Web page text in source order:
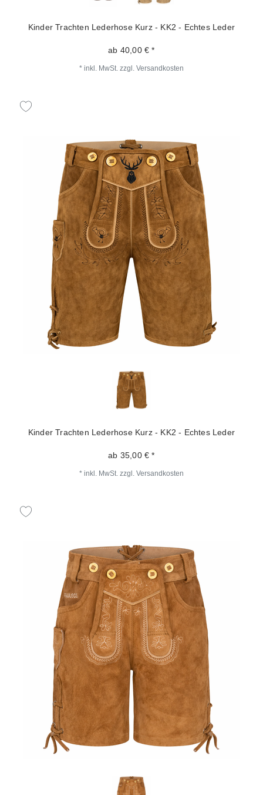
Kinder Trachten Lederhose Kurz - KK2 - Echtes Leder
ab 40,00 € *
* inkl. MwSt. zzgl. Versandkosten
Kinder Trachten Lederhose Kurz - KK2 - Echtes Leder
ab 35,00 € *
* inkl. MwSt. zzgl. Versandkosten